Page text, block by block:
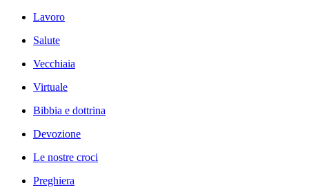
Lavoro
Salute
Vecchiaia
Virtuale
Bibbia e dottrina
Devozione
Le nostre croci
Preghiera